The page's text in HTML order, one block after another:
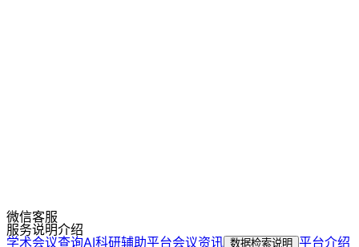
微信客服
服务说明介绍
学术会议查询AI科研辅助平台会议资讯 数据检索说明 平台介绍